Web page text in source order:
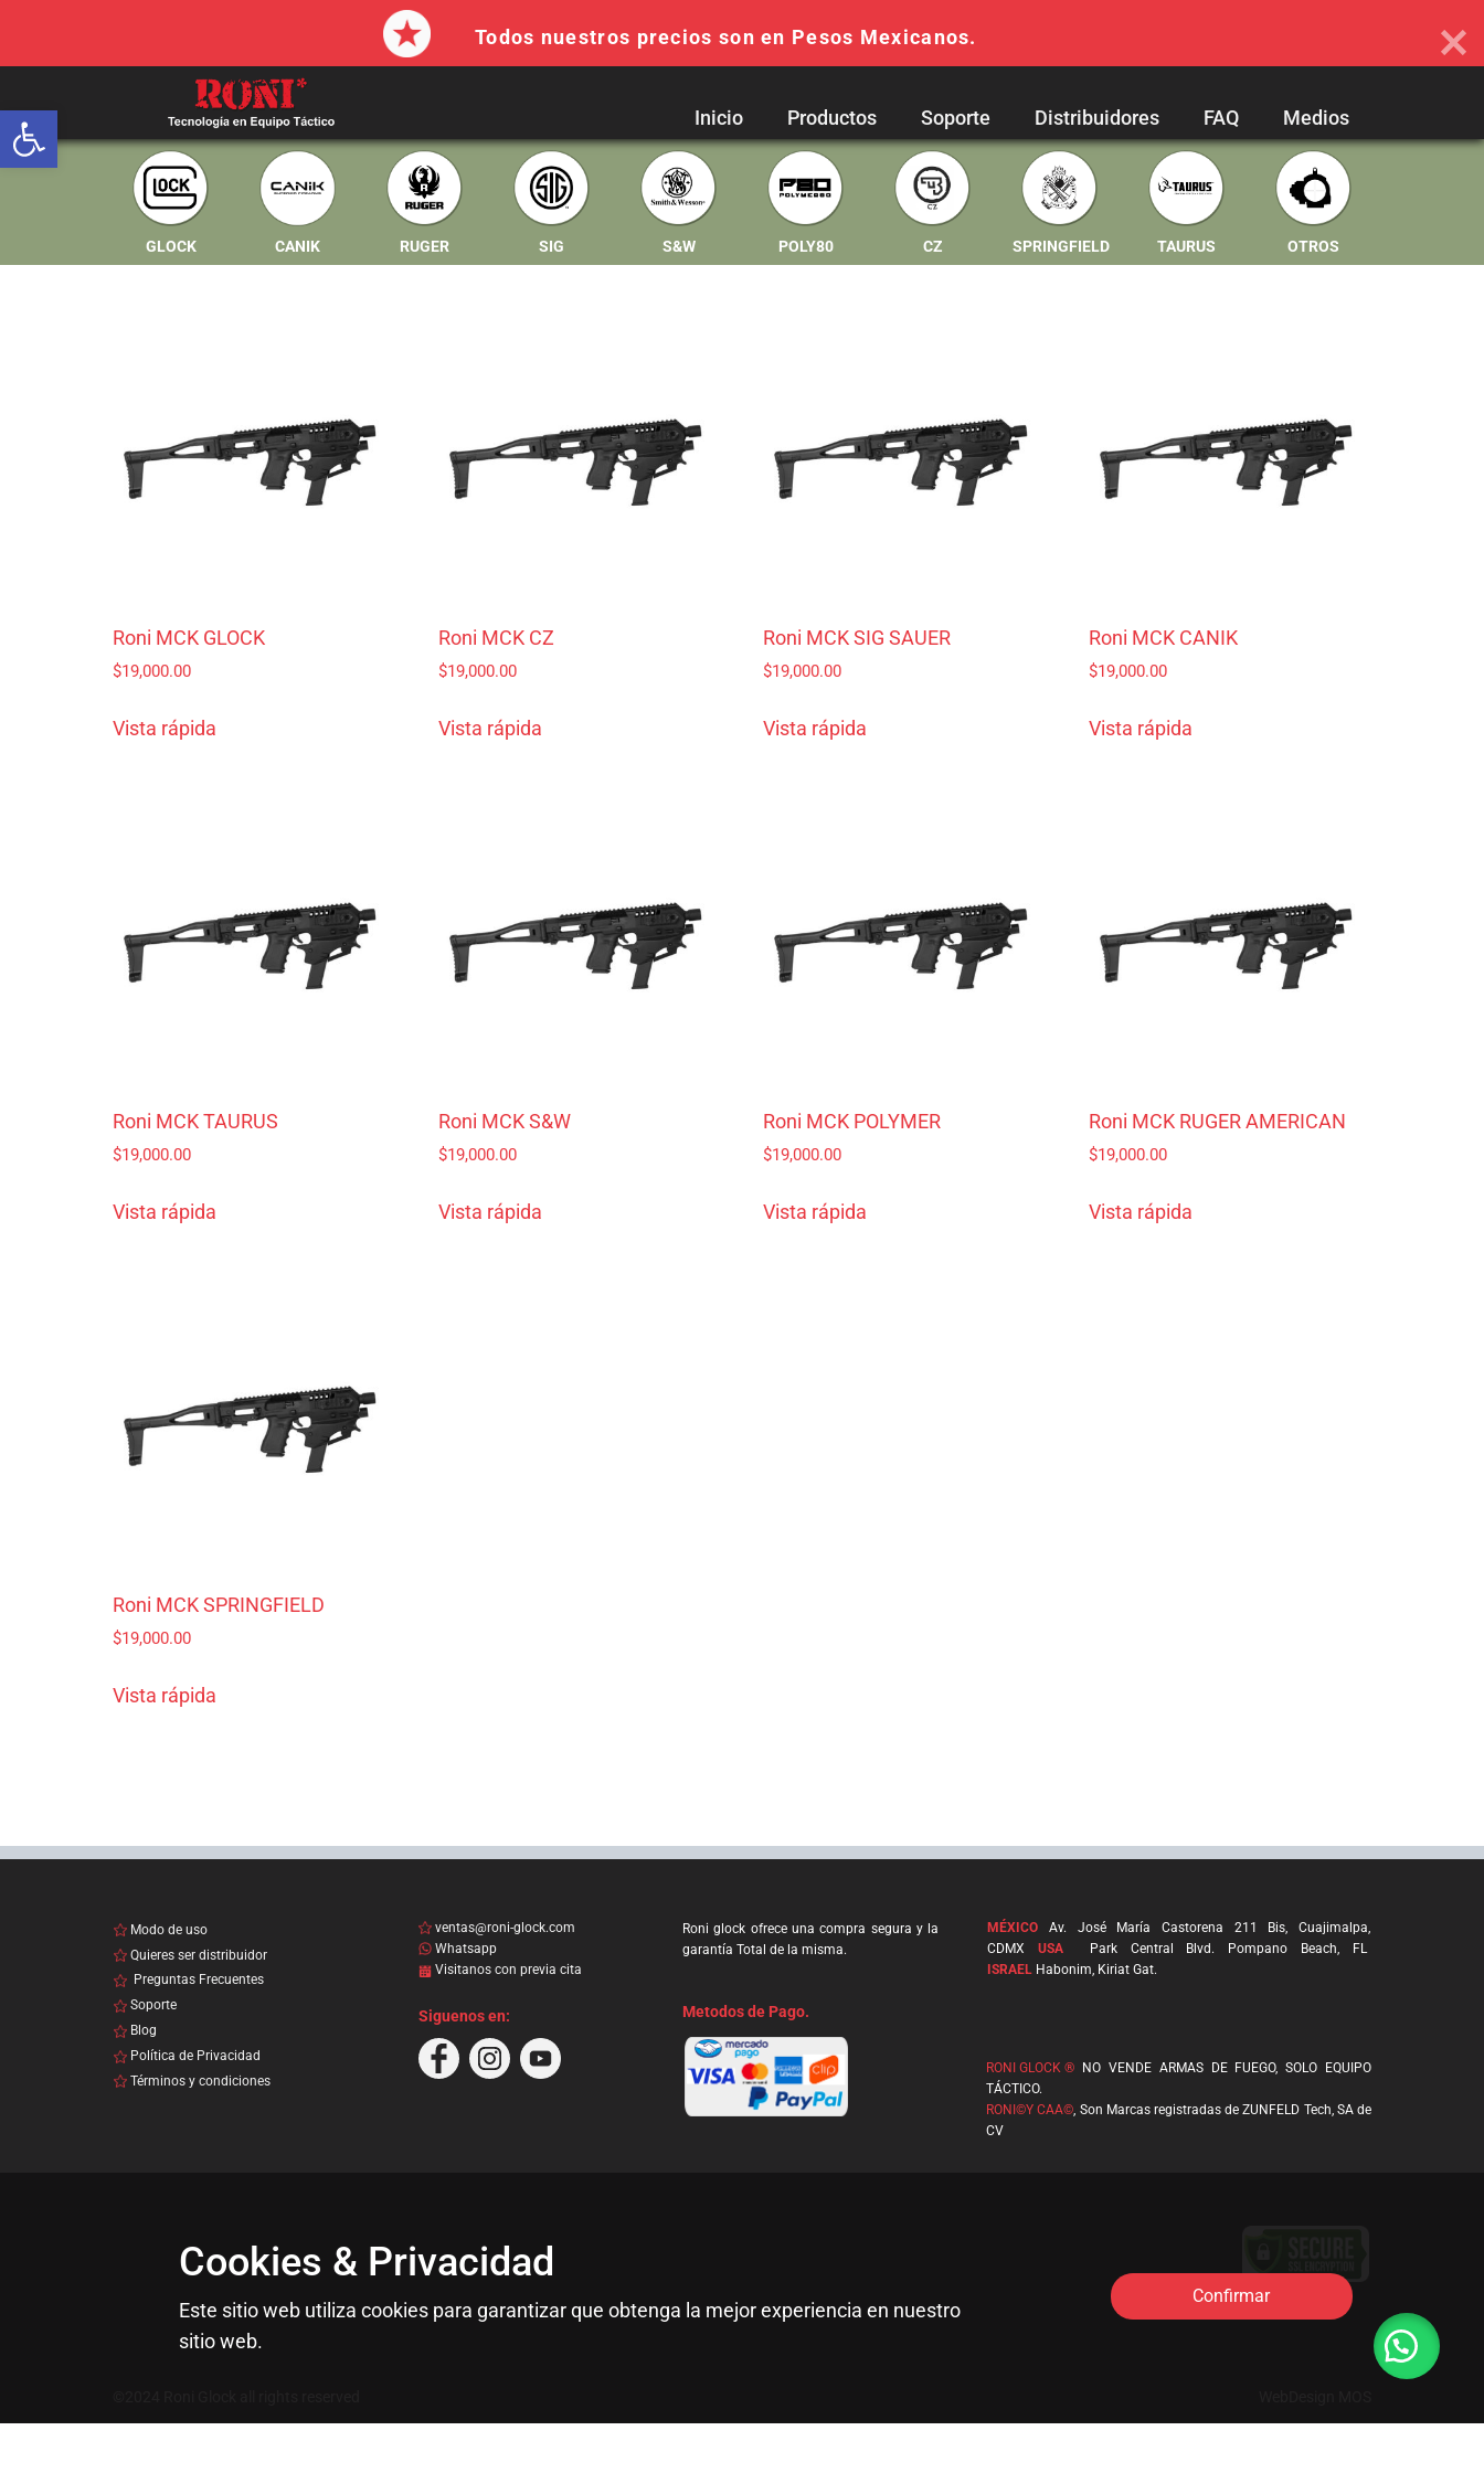
Abrir barra de herramientas Inicio Productos Soporte Distribuidores FAQ Medios
GLOCK CANIK RUGER SIG S&W POLY80 CZ SPRINGFIELD TAURUS OTROS
Roni MCK GLOCK
$19,000.00
Vista rápida
Roni MCK CZ
$19,000.00
Vista rápida
Roni MCK SIG SAUER
$19,000.00
Vista rápida
Roni MCK CANIK
$19,000.00
Vista rápida
Roni MCK TAURUS
$19,000.00
Vista rápida
Roni MCK S&W
$19,000.00
Vista rápida
Roni MCK POLYMER
$19,000.00
Vista rápida
Roni MCK RUGER AMERICAN
$19,000.00
Vista rápida
Roni MCK SPRINGFIELD
$19,000.00
Vista rápida
Modo de uso
Quieres ser distribuidor
Preguntas Frecuentes
Soporte
Blog
Política de Privacidad
Términos y condiciones
ventas@roni-glock.com
Whatsapp
Visitanos con previa cita
Siguenos en:
Roni glock ofrece una compra segura y la
garantía Total de la misma.
Metodos de Pago.
MÉXICO Av. José María Castorena 211 Bis, Cuajimalpa,
CDMXUSA
Park Central Blvd. Pompano Beach, FL
ISRAEL Habonim, Kiriat Gat.
RONI GLOCK ® NO VENDE ARMAS DE FUEGO, SOLO EQUIPO
TÁCTICO.
RONI©Y CAA©, Son Marcas registradas de ZUNFELD Tech, SA de
CV
Todos nuestros precios son en Pesos Mexicanos.
Cookies & Privacidad
Este sitio web utiliza cookies para garantizar que obtenga la mejor experiencia en nuestro
sitio web.
Confirmar